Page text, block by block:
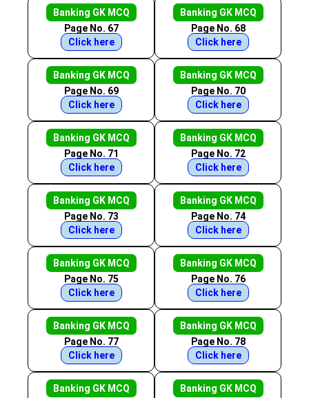
Banking GK MCQ
Page No. 67
Click here
Banking GK MCQ
Page No. 68
Click here
Banking GK MCQ
Page No. 69
Click here
Banking GK MCQ
Page No. 70
Click here
Banking GK MCQ
Page No. 71
Click here
Banking GK MCQ
Page No. 72
Click here
Banking GK MCQ
Page No. 73
Click here
Banking GK MCQ
Page No. 74
Click here
Banking GK MCQ
Page No. 75
Click here
Banking GK MCQ
Page No. 76
Click here
Banking GK MCQ
Page No. 77
Click here
Banking GK MCQ
Page No. 78
Click here
Banking GK MCQ
Banking GK MCQ